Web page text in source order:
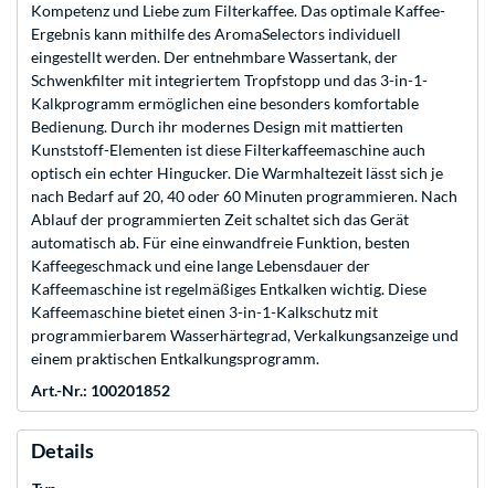
Kompetenz und Liebe zum Filterkaffee. Das optimale Kaffee-
Ergebnis kann mithilfe des AromaSelectors individuell
eingestellt werden. Der entnehmbare Wassertank, der
Schwenkfilter mit integriertem Tropfstopp und das 3-in-1-
Kalkprogramm ermöglichen eine besonders komfortable
Bedienung. Durch ihr modernes Design mit mattierten
Kunststoff-Elementen ist diese Filterkaffeemaschine auch
optisch ein echter Hingucker. Die Warmhaltezeit lässt sich je
nach Bedarf auf 20, 40 oder 60 Minuten programmieren. Nach
Ablauf der programmierten Zeit schaltet sich das Gerät
automatisch ab. Für eine einwandfreie Funktion, besten
Kaffeegeschmack und eine lange Lebensdauer der
Kaffeemaschine ist regelmäßiges Entkalken wichtig. Diese
Kaffeemaschine bietet einen 3-in-1-Kalkschutz mit
programmierbarem Wasserhärtegrad, Verkalkungsanzeige und
einem praktischen Entkalkungsprogramm.
Art.-Nr.: 100201852
Details